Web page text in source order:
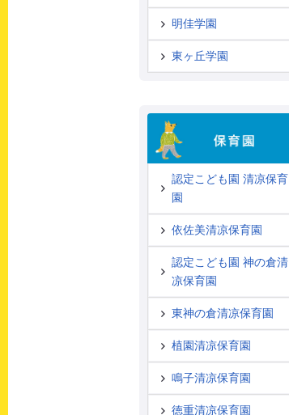
明佳学園
東ヶ丘学園
認定こども園 清凉保育
園
依佐美清凉保育園
認定こども園 神の倉清
凉保育園
東神の倉清凉保育園
植園清凉保育園
鳴子清凉保育園
徳重清凉保育園